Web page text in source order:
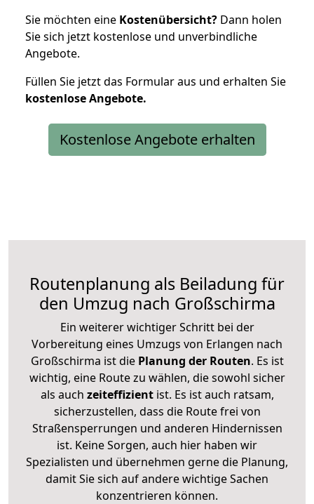
Sie möchten eine Kostenübersicht? Dann holen
Sie sich jetzt kostenlose und unverbindliche
Angebote.
Füllen Sie jetzt das Formular aus und erhalten Sie
kostenloseAngebote.
Kostenlose Angebote erhalten
Routenplanung als Beiladung für
den Umzug nach Großschirma
Ein weiterer wichtiger Schritt bei der
Vorbereitung eines Umzugs von Erlangen nach
Großschirma ist diePlanung der Routen. Es ist
wichtig, eine Route zu wählen, die sowohl sicher
als auch zeiteffizientist. Es ist auch ratsam,
sicherzustellen, dass die Route frei von
Straßensperrungen und anderen Hindernissen
ist. Keine Sorgen, auch hier haben wir
Spezialisten und übernehmen gerne die Planung,
damit Sie sich auf andere wichtige Sachen
konzentrieren können.